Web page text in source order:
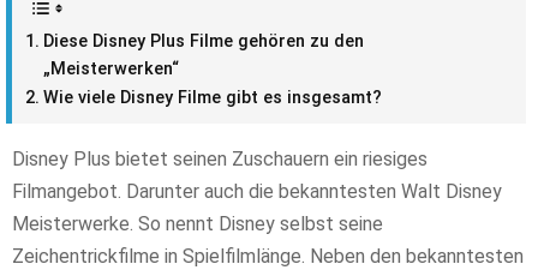
Diese Disney Plus Filme gehören zu den
„Meisterwerken“
Wie viele Disney Filme gibt es insgesamt?
Disney Plus bietet seinen Zuschauern ein riesiges
Filmangebot. Darunter auch die bekanntesten Walt Disney
Meisterwerke. So nennt Disney selbst seine
Zeichentrickfilme in Spielfilmlänge. Neben den bekanntesten